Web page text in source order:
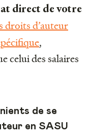
direct de votre
droits d’auteur
,
celui des salaires
de se
en SASU